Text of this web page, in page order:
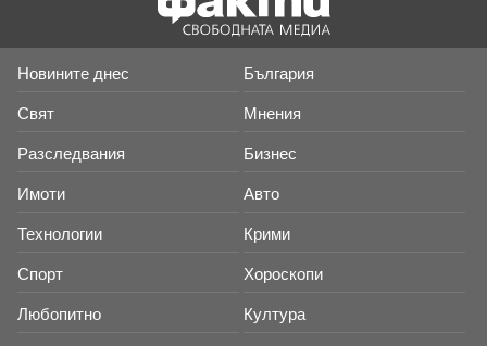
Новините днес България
Свят Мнения
Разследвания Бизнес
Имоти Авто
Технологии Крими
Спорт Хороскопи
Любопитно Култура